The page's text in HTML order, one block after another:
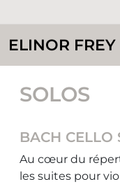
ELINOR FREY
SOLOS
BACH CELLO
Au cœur du
les suites pour